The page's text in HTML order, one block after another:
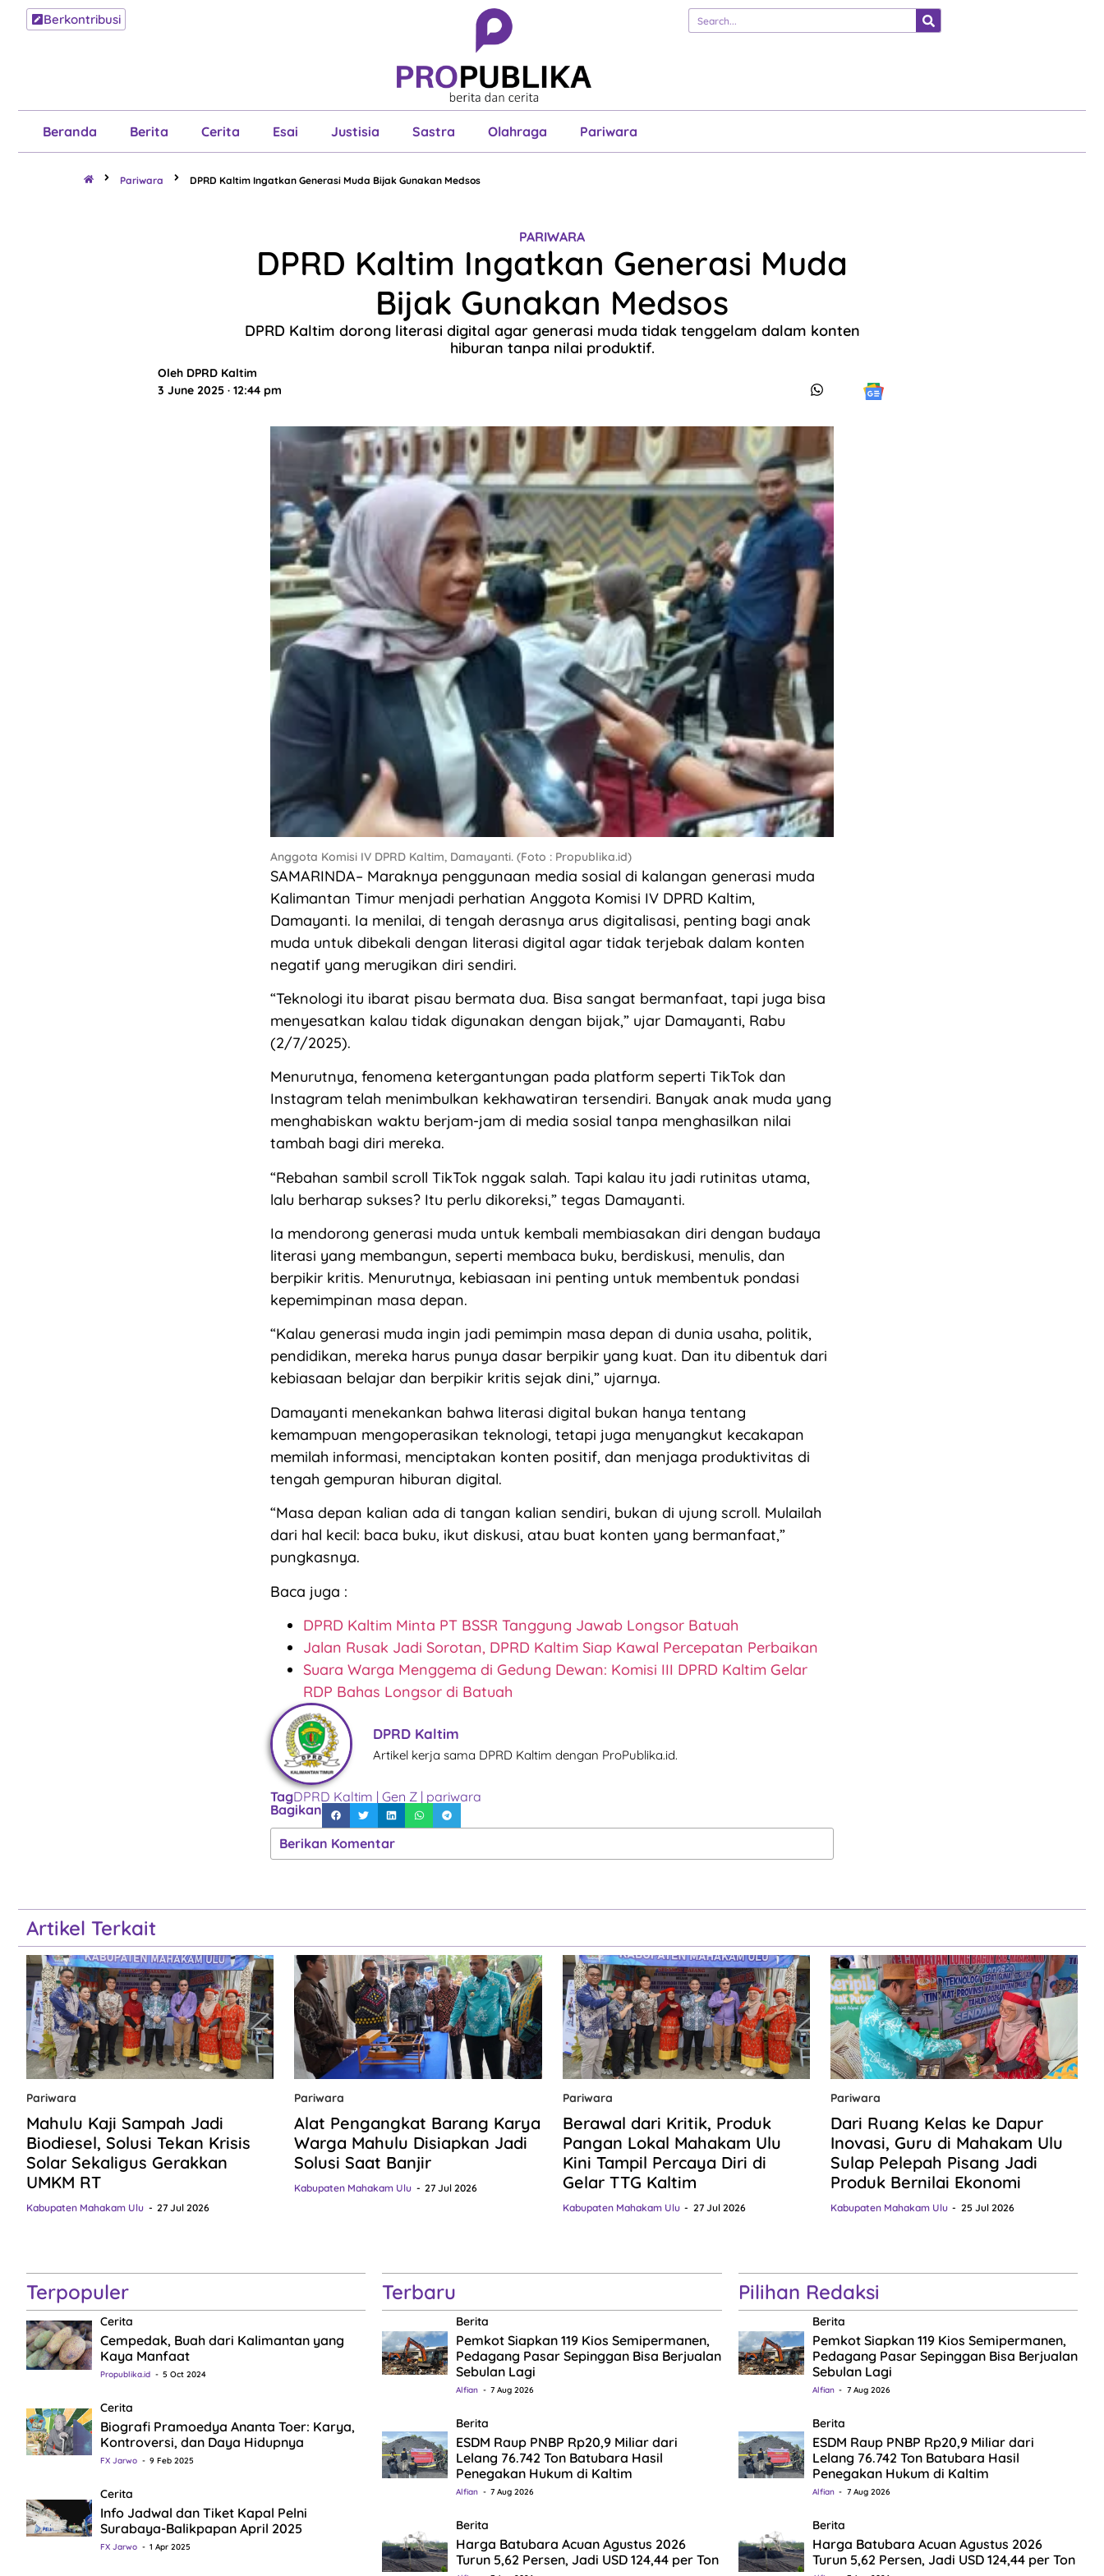
Berkontribusi
Beranda Berita Cerita Esai Justisia Sastra Olahraga Pariwara
Berita Cerita Esai Justisia
Pariwara
Pariwara DPRD Kaltim Ingatkan Generasi Muda Bijak Gunakan Medsos
PARIWARA
DPRD Kaltim Ingatkan Generasi Muda
Bijak Gunakan Medsos
DPRD Kaltim dorong literasi digital agar generasi muda tidak tenggelam dalam konten
hiburan tanpa nilai produktif.
Oleh DPRD Kaltim
3 June 2025 · 12:44 pm
Anggota Komisi IV DPRD Kaltim, Damayanti. (Foto : Propublika.id)
SAMARINDA– Maraknya penggunaan media sosial di kalangan generasi muda
Kalimantan Timur menjadi perhatian Anggota Komisi IV DPRD Kaltim,
Damayanti. Ia menilai, di tengah derasnya arus digitalisasi, penting bagi anak
muda untuk dibekali dengan literasi digital agar tidak terjebak dalam konten
negatif yang merugikan diri sendiri.
“Teknologi itu ibarat pisau bermata dua. Bisa sangat bermanfaat, tapi juga bisa
menyesatkan kalau tidak digunakan dengan bijak,” ujar Damayanti, Rabu
(2/7/2025).
Menurutnya, fenomena ketergantungan pada platform seperti TikTok dan
Instagram telah menimbulkan kekhawatiran tersendiri. Banyak anak muda yang
menghabiskan waktu berjam-jam di media sosial tanpa menghasilkan nilai
tambah bagi diri mereka.
“Rebahan sambil scroll TikTok nggak salah. Tapi kalau itu jadi rutinitas utama,
lalu berharap sukses? Itu perlu dikoreksi,” tegas Damayanti.
Ia mendorong generasi muda untuk kembali membiasakan diri dengan budaya
literasi yang membangun, seperti membaca buku, berdiskusi, menulis, dan
berpikir kritis. Menurutnya, kebiasaan ini penting untuk membentuk pondasi
kepemimpinan masa depan.
“Kalau generasi muda ingin jadi pemimpin masa depan di dunia usaha, politik,
pendidikan, mereka harus punya dasar berpikir yang kuat. Dan itu dibentuk dari
kebiasaan belajar dan berpikir kritis sejak dini,” ujarnya.
Damayanti menekankan bahwa literasi digital bukan hanya tentang
kemampuan mengoperasikan teknologi, tetapi juga menyangkut kecakapan
memilah informasi, menciptakan konten positif, dan menjaga produktivitas di
tengah gempuran hiburan digital.
“Masa depan kalian ada di tangan kalian sendiri, bukan di ujung scroll. Mulailah
dari hal kecil: baca buku, ikut diskusi, atau buat konten yang bermanfaat,”
pungkasnya.
Baca juga :
DPRD Kaltim Minta PT BSSR Tanggung Jawab Longsor Batuah
Jalan Rusak Jadi Sorotan, DPRD Kaltim Siap Kawal Percepatan Perbaikan
Suara Warga Menggema di Gedung Dewan: Komisi III DPRD Kaltim Gelar
RDP Bahas Longsor di Batuah
DPRD Kaltim
Artikel kerja sama DPRD Kaltim dengan ProPublika.id.
TagDPRD Kaltim | Gen Z | pariwara
Bagikan
Berikan Komentar
Artikel Terkait
Pariwara
Mahulu Kaji Sampah Jadi
Biodiesel, Solusi Tekan Krisis
Solar Sekaligus Gerakkan
UMKM RT
Kabupaten Mahakam Ulu 27 Jul 2026
Pariwara
Alat Pengangkat Barang Karya
Warga Mahulu Disiapkan Jadi
Solusi Saat Banjir
Kabupaten Mahakam Ulu 27 Jul 2026
Pariwara
Berawal dari Kritik, Produk
Pangan Lokal Mahakam Ulu
Kini Tampil Percaya Diri di
Gelar TTG Kaltim
Kabupaten Mahakam Ulu 27 Jul 2026
Pariwara
Dari Ruang Kelas ke Dapur
Inovasi, Guru di Mahakam Ulu
Sulap Pelepah Pisang Jadi
Produk Bernilai Ekonomi
Kabupaten Mahakam Ulu 25 Jul 2026
Terpopuler
Cerita
Cempedak, Buah dari Kalimantan yang
Kaya Manfaat
Propublika.id 5 Oct 2024
Cerita
Biografi Pramoedya Ananta Toer: Karya,
Kontroversi, dan Daya Hidupnya
FX Jarwo 9 Feb 2025
Cerita
Info Jadwal dan Tiket Kapal Pelni
Surabaya-Balikpapan April 2025
FX Jarwo 1 Apr 2025
Terbaru
Berita
Pemkot Siapkan 119 Kios Semipermanen,
Pedagang Pasar Sepinggan Bisa Berjualan
Sebulan Lagi
Alfian 7 Aug 2026
Berita
ESDM Raup PNBP Rp20,9 Miliar dari
Lelang 76.742 Ton Batubara Hasil
Penegakan Hukum di Kaltim
Alfian 7 Aug 2026
Berita
Harga Batubara Acuan Agustus 2026
Turun 5,62 Persen, Jadi USD 124,44 per Ton
Pilihan Redaksi
Berita
Pemkot Siapkan 119 Kios Semipermanen,
Pedagang Pasar Sepinggan Bisa Berjualan
Sebulan Lagi
Alfian 7 Aug 2026
Berita
ESDM Raup PNBP Rp20,9 Miliar dari
Lelang 76.742 Ton Batubara Hasil
Penegakan Hukum di Kaltim
Alfian 7 Aug 2026
Berita
Harga Batubara Acuan Agustus 2026
Turun 5,62 Persen, Jadi USD 124,44 per Ton